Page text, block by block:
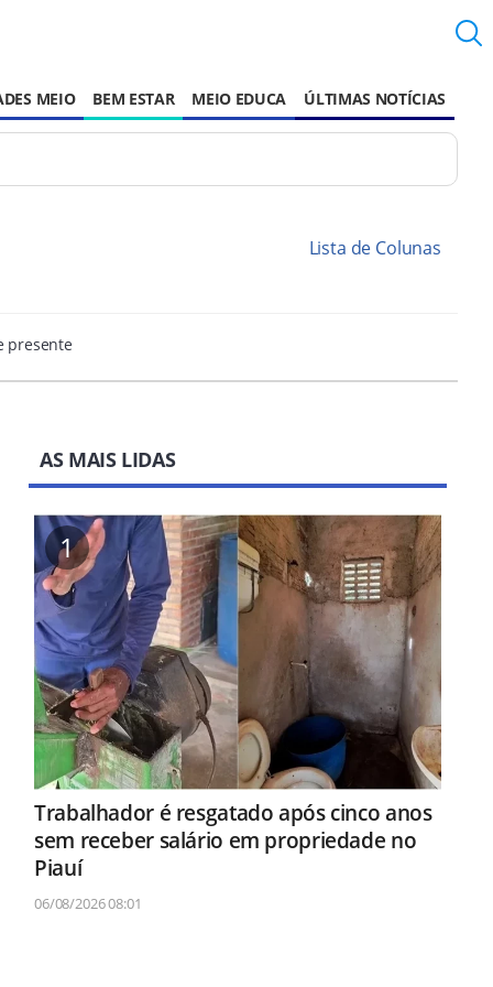
MEIO BEM ESTAR MEIO EDUCA ÚLTIMAS NOTÍCIAS
presente
Lista de Colunas
AS MAIS LIDAS
1
Trabalhador é resgatado após cinco anos
sem receber salário em propriedade no
Piauí
06/08/2026 08:01